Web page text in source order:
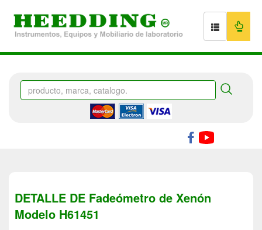
DETALLE DE Fadeómetro de Xenón
Modelo H61451